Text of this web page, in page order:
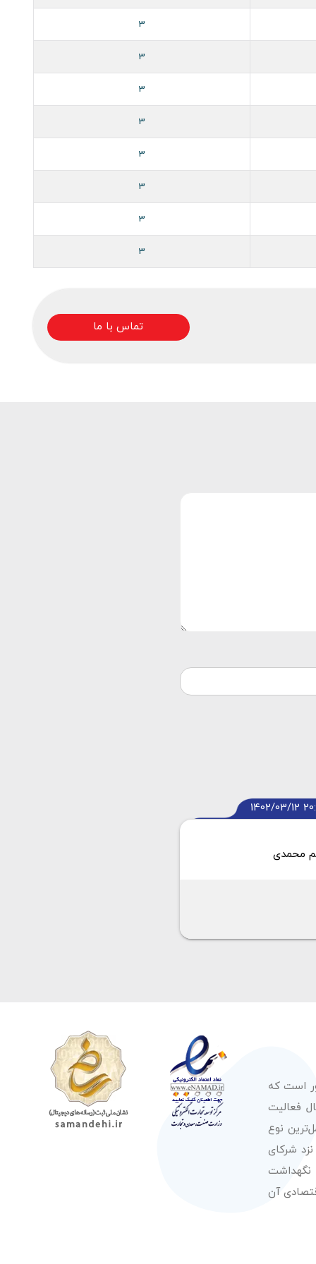
3
3
3
3
3
3
3
3
تماس با ما
1402/03/12
است که
از معتبرترین برندهای شناخته شده بین‌المللی را در طول 50 سال فعالیت
نوع
شرکای
نگهداشت
آن